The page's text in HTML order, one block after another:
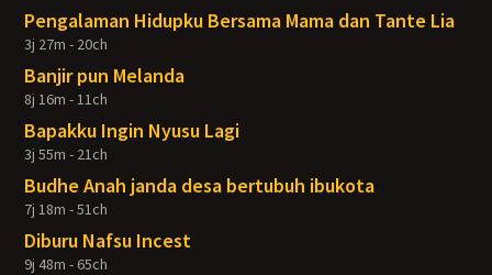
Pengalaman Hidupku Bersama Mama dan Tante Lia
3j 27m - 20ch
Banjir pun Melanda
8j 16m - 11ch
Bapakku Ingin Nyusu Lagi
3j 55m - 21ch
Budhe Anah janda desa bertubuh ibukota
7j 18m - 51ch
Diburu Nafsu Incest
9j 48m - 65ch